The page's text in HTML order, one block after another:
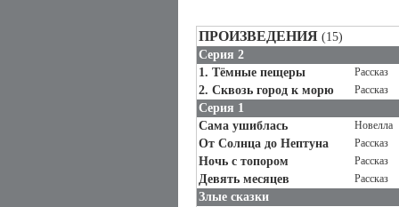
ПРОИЗВЕДЕНИЯ (15)
Серия 2
1. Тёмные пещеры
Рассказ
2. Сквозь город к морю Рассказ
Серия 1
Сама ушиблась
Новелла
От Солнца до Нептуна Рассказ
Ночь с топором Рассказ
Девять месяцев Рассказ
Злые сказки